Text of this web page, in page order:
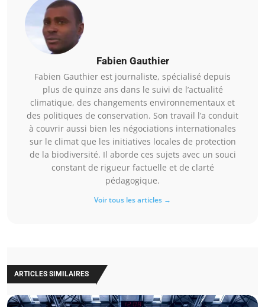
Fabien Gauthier
Fabien Gauthier est journaliste, spécialisé depuis
plus de quinze ans dans le suivi de l’actualité
climatique, des changements environnementaux et
des politiques de conservation. Son travail l’a conduit
à couvrir aussi bien les négociations internationales
sur le climat que les initiatives locales de protection
de la biodiversité. Il aborde ces sujets avec un souci
constant de rigueur factuelle et de clarté
pédagogique.
Voir tous les articles →
ARTICLES SIMILAIRES